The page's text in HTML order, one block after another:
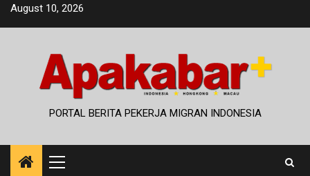
SkipAugust 10, 2026
PORTAL BERITA PEKERJA MIGRAN INDONESIA
Primary